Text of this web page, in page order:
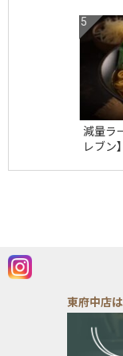
減量ラ
レブン】
東府中店